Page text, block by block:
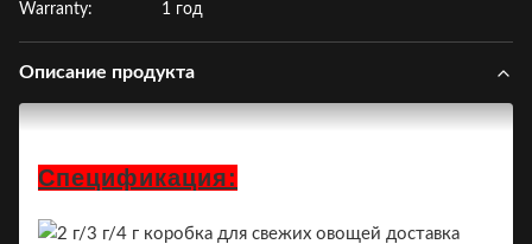
Warranty: 1 год
Описание продукта
Спецификация: